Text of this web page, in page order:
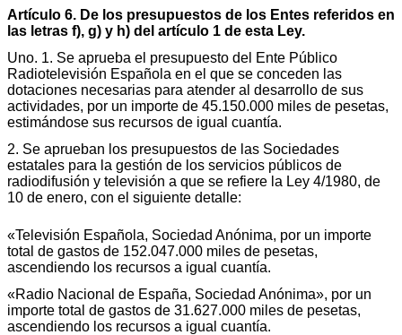
Artículo 6. De los presupuestos de los Entes referidos en
las letras f), g) y h) del artículo 1 de esta Ley.
Uno. 1. Se aprueba el presupuesto del Ente Público
Radiotelevisión Española en el que se conceden las
dotaciones necesarias para atender al desarrollo de sus
actividades, por un importe de 45.150.000 miles de pesetas,
estimándose sus recursos de igual cuantía.
2. Se aprueban los presupuestos de las Sociedades
estatales para la gestión de los servicios públicos de
radiodifusión y televisión a que se refiere la Ley 4/1980, de
10 de enero, con el siguiente detalle:
«Televisión Española, Sociedad Anónima, por un importe
total de gastos de 152.047.000 miles de pesetas,
ascendiendo los recursos a igual cuantía.
«Radio Nacional de España, Sociedad Anónima», por un
importe total de gastos de 31.627.000 miles de pesetas,
ascendiendo los recursos a igual cuantía.